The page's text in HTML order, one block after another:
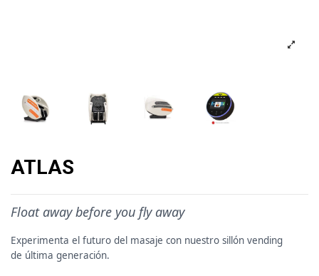
ATLAS
Float away before you fly away
Experimenta el futuro del masaje con nuestro sillón vending
de última generación.